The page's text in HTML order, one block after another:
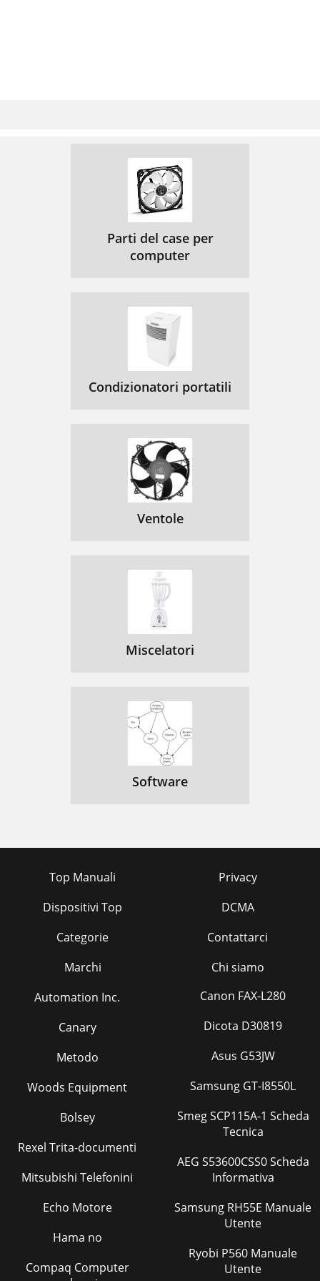
Parti del case per
computer
Condizionatori portatili
Ventole
Miscelatori
Software
Top Manuali
Dispositivi Top
Categorie
Marchi
Privacy
DCMA
Contattarci
Chi siamo
Automation Inc.
Canary
Metodo
Woods Equipment
Bolsey
Rexel Trita-documenti
Mitsubishi Telefonini
Echo Motore
Hama no
Compaq Computer
Canon FAX-L280
Dicota D30819
Asus G53JW
Samsung GT-I8550L
Smeg SCP115A-1 Scheda
Tecnica
AEG S53600CSS0 Scheda
Informativa
Samsung RH55E Manuale
Utente
Ryobi P560 Manuale
Utente